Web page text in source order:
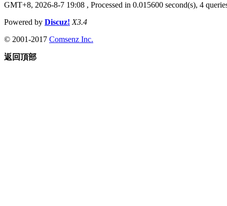
GMT+8, 2026-8-7 19:08 , Processed in 0.015600 second(s), 4
Powered by Discuz! X3.4
© 2001-2017 Comsenz Inc.
返回頂部